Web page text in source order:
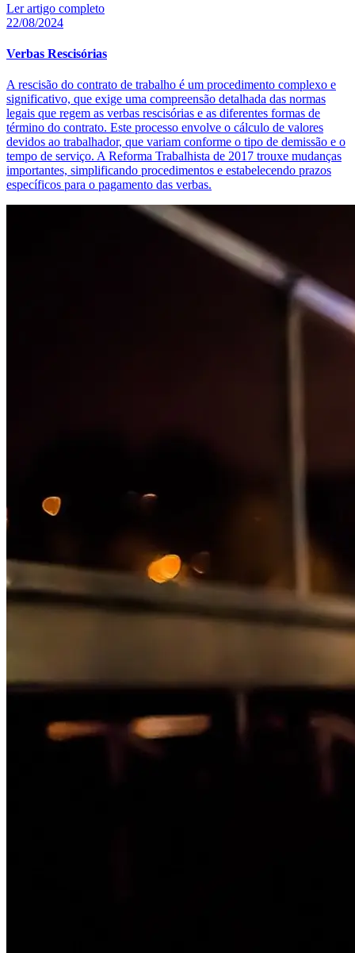
Ler artigo completo
22/08/2024
Verbas Rescisórias
A rescisão do contrato de trabalho é um procedimento complexo e
significativo, que exige uma compreensão detalhada das normas
legais que regem as verbas rescisórias e as diferentes formas de
término do contrato. Este processo envolve o cálculo de valores
devidos ao trabalhador, que variam conforme o tipo de demissão e o
tempo de serviço. A Reforma Trabalhista de 2017 trouxe mudanças
importantes, simplificando procedimentos e estabelecendo prazos
específicos para o pagamento das verbas.